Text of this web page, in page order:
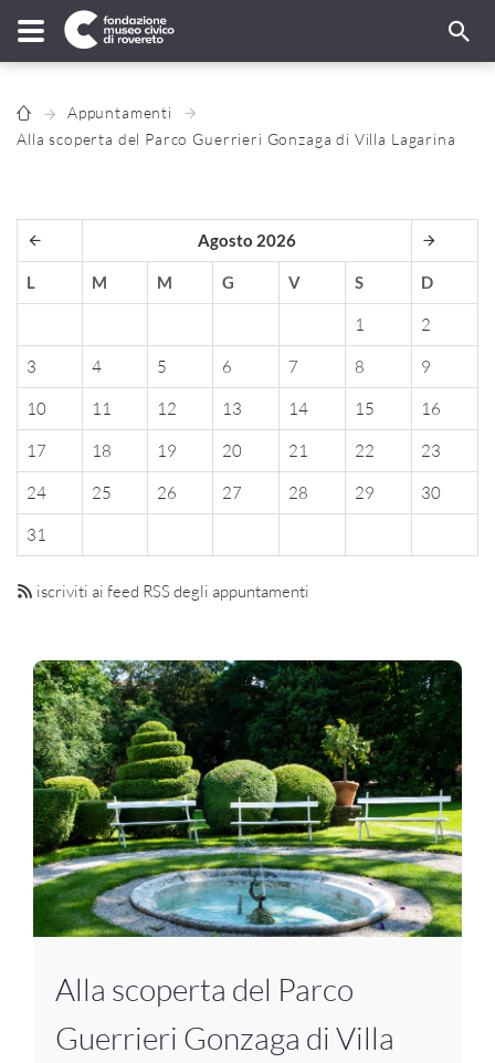
Appuntamenti
Alla scoperta del Parco Guerrieri Gonzaga di Villa Lagarina
Agosto 2026
L M M G V S D
1
2
3
4 5 6 7 8
9
10
11 12 13 14 15
16
17
18 19 20 21 22
23
24
25 26 27 28 29
30
31
iscriviti ai feed RSS degli appuntamenti
Alla scoperta del Parco
Guerrieri Gonzaga di Villa